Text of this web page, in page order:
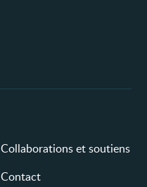
Collaborations et soutiens
Contact